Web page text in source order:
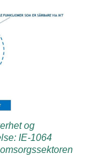
og
IE-1064